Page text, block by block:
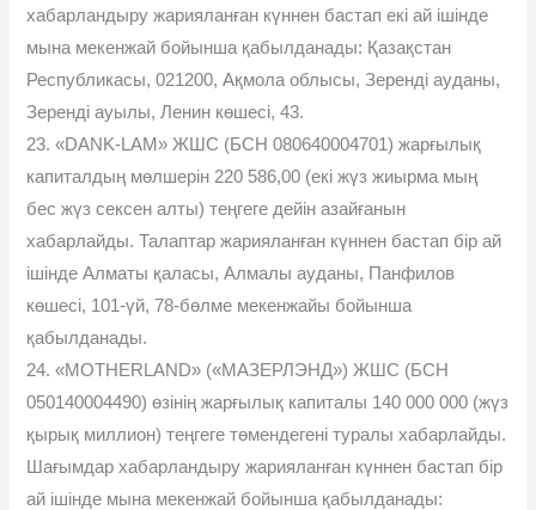
хабарландыру жарияланған күннен бастап екі ай ішінде
мына мекенжай бойынша қабылданады: Қазақстан
Республикасы, 021200, Ақмола облысы, Зеренді ауданы,
Зеренді ауылы, Ленин көшесі, 43.
23. «DANK-LAM» ЖШС (БСН 080640004701) жарғылық
капиталдың мөлшерін 220 586,00 (екі жүз жиырма мың
бес жүз сексен алты) теңгеге дейін азайғанын
хабарлайды. Талаптар жарияланған күннен бастап бір ай
ішінде Алматы қаласы, Алмалы ауданы, Панфилов
көшесі, 101-үй, 78-бөлме мекенжайы бойынша
қабылданады.
24. «MOTHERLAND» («МАЗЕРЛЭНД») ЖШС (БСН
050140004490) өзінің жарғылық капиталы 140 000 000 (жүз
қырық миллион) теңгеге төмендегені туралы хабарлайды.
Шағымдар хабарландыру жарияланған күннен бастап бір
ай ішінде мына мекенжай бойынша қабылданады: